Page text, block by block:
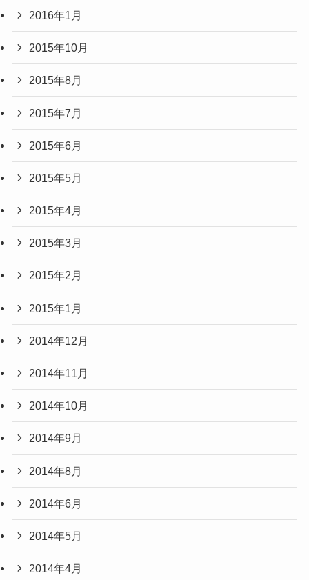
2016年1月
2015年10月
2015年8月
2015年7月
2015年6月
2015年5月
2015年4月
2015年3月
2015年2月
2015年1月
2014年12月
2014年11月
2014年10月
2014年9月
2014年8月
2014年6月
2014年5月
2014年4月